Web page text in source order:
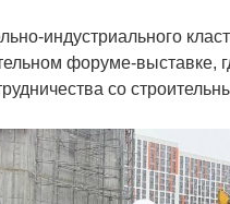
индустриального
форуме-выставке,
со